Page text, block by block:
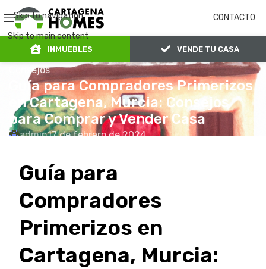
Skip to navigation
Skip to main content
CONTACTO
INMUEBLES VENDE TU CASA
Consejos
Guía para Compradores Primerizos
en Cartagena, Murcia: Consejos
para Comprar y Vender Casa
admin17 de febrero de 2024
Guía para
Compradores
Primerizos en
Cartagena, Murcia: